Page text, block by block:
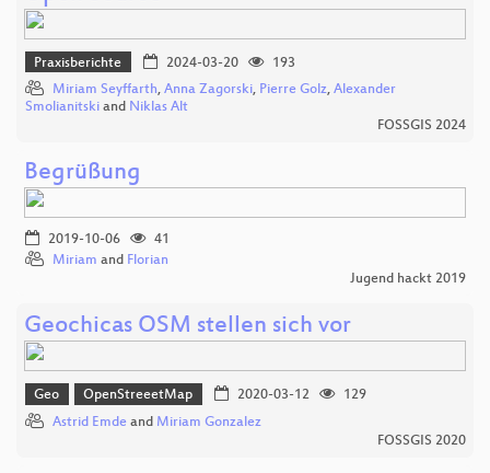
Praxisberichte 2024-03-20
193
Miriam Seyffarth, Anna Zagorski, Pierre Golz, Alexander
Smolianitski and Niklas Alt
FOSSGIS 2024
Begrüßung
2019-10-06
41
Miriam and Florian
Jugend hackt 2019
Geochicas OSM stellen sich vor
Geo OpenStreeetMap 2020-03-12
129
Astrid Emde and Miriam Gonzalez
FOSSGIS 2020